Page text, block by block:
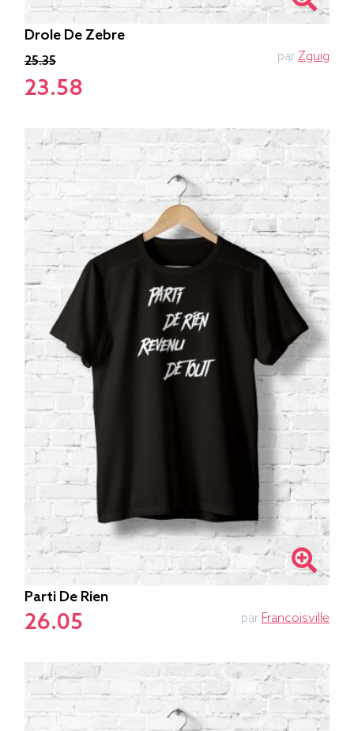
Drole De Zebre
25.35
23.58
par Zguig
Parti De Rien
26.05 par Francoisville